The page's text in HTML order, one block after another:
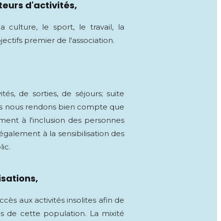
d'activités,
culture, le sport, le travail, la
premier de l'association.
de sorties, de séjours; suite
nous rendons bien compte que
à l'inclusion des personnes
à la sensibilisation des
aux activités insolites afin de
de cette population. La mixité